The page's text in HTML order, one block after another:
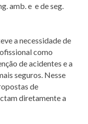
amb. e e de seg.
a necessidade de
como
de acidentes e a
seguros. Nesse
de
diretamente a